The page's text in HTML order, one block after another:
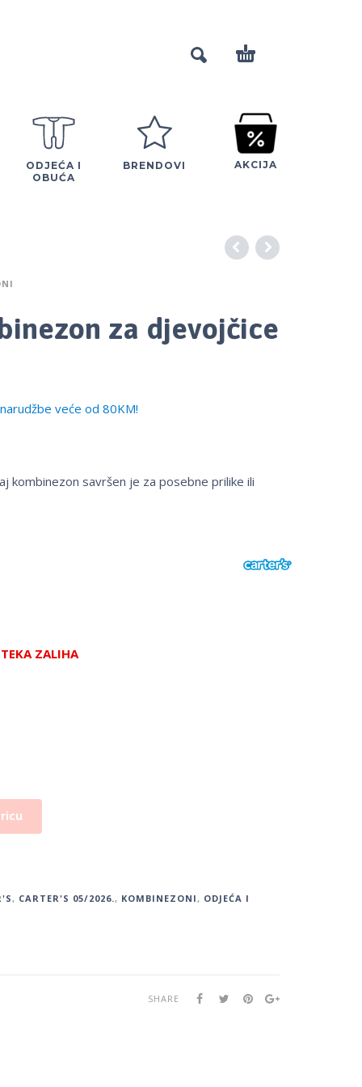
ODJEĆA I
OBUĆA
BRENDOVI AKCIJA
za djevojčice
veće od 80KM!
kombinezon savršen je za posebne prilike ili
ZALIHA
, CARTER'S 05/2026., KOMBINEZONI, ODJEĆA I
SHARE